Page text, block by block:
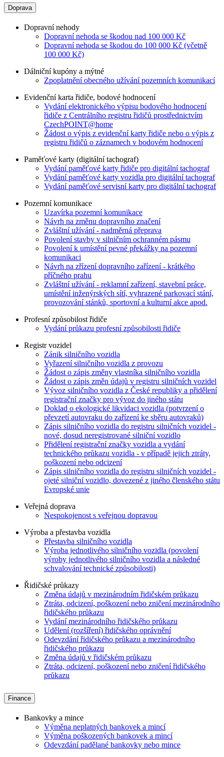
Doprava
Dopravní nehody
Dopravní nehoda se škodou nad 100 000 Kč
Dopravní nehoda se škodou do 100 000 Kč (včetně
100 000 Kč)
Dálniční kupóny a mýtné
Zpoplatnění obecného užívání pozemních komunikací
Evidenční karta řidiče, bodové hodnocení
Vydání elektronického výpisu bodového hodnocení
řidiče z Centrálního registru řidičů prostřednictvím
CzechPOINT@home
Žádost o výpis z evidenční karty řidiče nebo o výpis z
registru řidičů o záznamech v bodovém hodnocení
Paměťové karty (digitální tachograf)
Vydání paměťové karty řidiče pro digitální tachograf
Vydání paměťové karty vozidla pro digitální tachograf
Vydání paměťové servisní karty pro digitální tachograf
Pozemní komunikace
Uzavírka pozemní komunikace
Návrh na změnu dopravního značení
Zvláštní užívání - nadměrná přeprava
Povolení stavby v silničním ochranném pásmu
Povolení k umístění pevné překážky na pozemní
komunikaci
Návrh na zřízení dopravního zařízení - krátkého
příčného prahu
Zvláštní užívání - reklamní zařízení, stavební práce,
umístění inženýrských sítí, vyhrazené parkovací stání,
provozování stánků, sportovní a kulturní akce apod.
Profesní způsobilost řidiče
Vydání průkazu profesní způsobilosti řidiče
Registr vozidel
Zánik silničního vozidla
Vyřazení silničního vozidla z provozu
Žádost o zápis změny vlastníka silničního vozidla
Žádost o zápis změn údajů v registru silničních vozidel
Vývoz silničního vozidla z České republiky a přidělení
registrační značky pro vývoz do jiného státu
Doklad o ekologické likvidaci vozidla (potvrzení o
převzetí autovraku do zařízení ke sběru autovraků)
Zápis silničního vozidla do registru silničních vozidel -
nové, dosud neregistrované silniční vozidlo
Přidělení registrační značky vozidla a vydání
technického průkazu vozidla - v případě jejich ztráty,
poškození nebo odcizení
Zápis silničního vozidla do registru silničních vozidel -
ojeté silniční vozidlo, dovezené z jiného členského státu
Evropské unie
Veřejná doprava
Nespokojenost s veřejnou dopravou
Výroba a přestavba vozidla
Přestavba silničního vozidla
Výroba jednotlivého silničního vozidla (povolení
výroby jednotlivého silničního vozidla a následné
schvalování technické způsobilosti)
Řidičské průkazy
Změna údajů v mezinárodním řidičském průkazu
Ztráta, odcizení, poškození nebo zničení mezinárodního
řidičského průkazu
Vydání mezinárodního řidičského průkazu
Udělení (rozšíření) řidičského oprávnění
Odevzdání řidičského průkazu a mezinárodního
řidičského průkazu
Změna údajů v řidičském průkazu
Ztráta, odcizení, poškození nebo zničení řidičského
průkazu
Finance
Bankovky a mince
Výměna neplatných bankovek a mincí
Výměna poškozených bankovek a mincí
Odevzdání padělané bankovky nebo mince